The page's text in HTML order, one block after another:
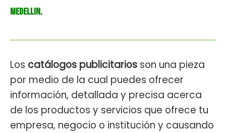
MEDELLIN.
Los catálogos publicitarios son una pieza
por medio de la cual puedes ofrecer
información, detallada y precisa acerca
de los productos y servicios que ofrece tu
empresa, negocio o institución y causando